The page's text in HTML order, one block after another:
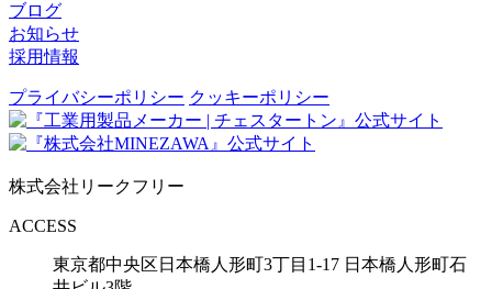
ブログ
お知らせ
採用情報
プライバシーポリシー クッキーポリシー
株式会社リークフリー
ACCESS
東京都中央区日本橋人形町3丁目1-17 日本橋人形町石